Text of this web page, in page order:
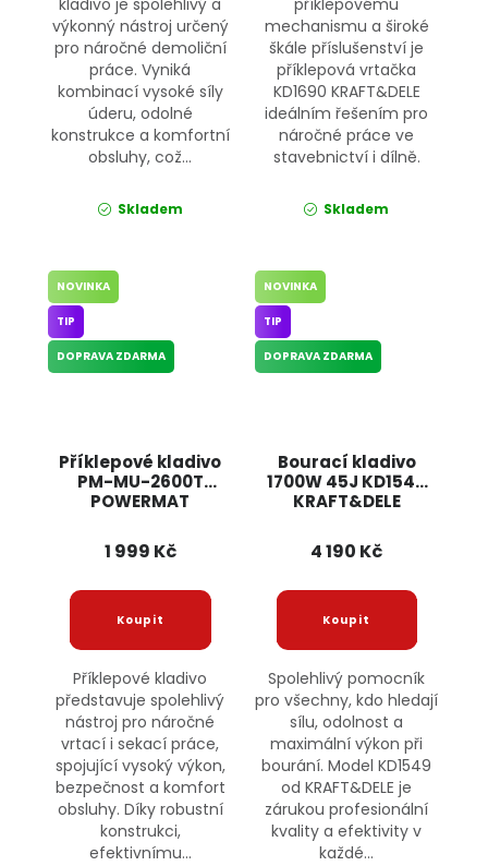
výkonný nástroj určený
pro náročné demoliční
práce. Vyniká
kombinací vysoké síly
úderu, odolné
konstrukce a komfortní
obsluhy, což...
Skladem
mechanismu a široké
škále příslušenství je
příklepová vrtačka
KD1690 KRAFT&DELE
ideálním řešením pro
náročné práce ve
stavebnictví i dílně.
Skladem
Příklepové kladivo
PM-MU-2600T
POWERMAT
NOVINKA
TIP
DOPRAVA ZDARMA
1 999 Kč
Příklepové kladivo
představuje spolehlivý
nástroj pro náročné
vrtací i sekací práce,
spojující vysoký výkon,
bezpečnost a komfort
obsluhy. Díky robustní
konstrukci,
efektivnímu...
Bourací kladivo
1700W 45J KD1549
KRAFT&DELE
NOVINKA
TIP
DOPRAVA ZDARMA
4 190 Kč
Spolehlivý pomocník
pro všechny, kdo hledají
sílu, odolnost a
maximální výkon při
bourání. Model KD1549
od KRAFT&DELE je
zárukou profesionální
kvality a efektivity v
každé...